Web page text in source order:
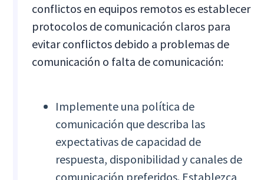
conflictos en equipos remotos es establecer
protocolos de comunicación claros para
evitar conflictos debido a problemas de
comunicación o falta de comunicación:
Implemente una política de
comunicación que describa las
expectativas de capacidad de
respuesta, disponibilidad y canales de
comunicación preferidos. Establezca